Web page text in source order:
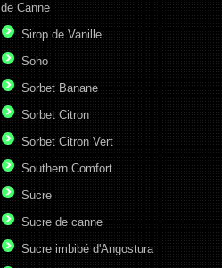
de Canne
Sirop de Vanille
Soho
Sorbet Banane
Sorbet Citron
Sorbet Citron Vert
Southern Comfort
Sucre
Sucre de canne
Sucre imbibé d'Angostura